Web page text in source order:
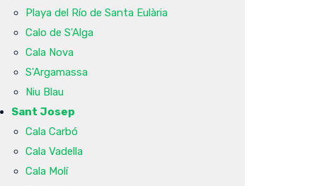
Playa del Río de Santa Eulària
Calo de S'Alga
Cala Nova
S'Argamassa
Niu Blau
Sant Josep
Cala Carbó
Cala Vadella
Cala Molí